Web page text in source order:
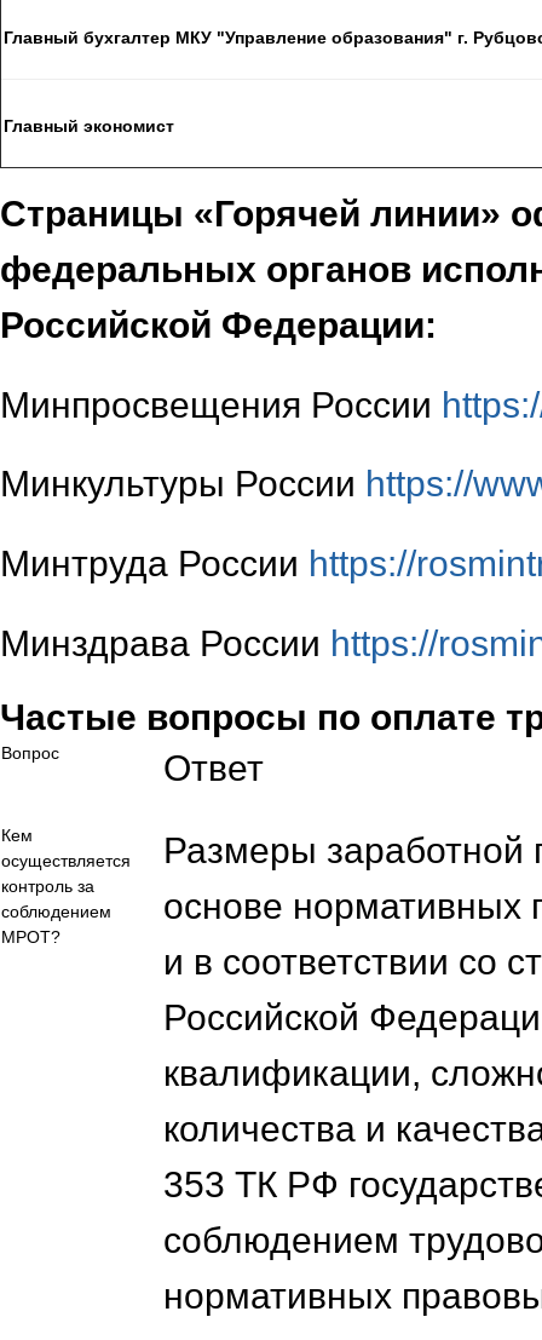
Главный бухгалтер МКУ "Управление образования" г.
Главный экономист
Страницы «Горячей линии»
федеральных органов
Российской Федерации:
Минпросвещения России
Минкультуры России https://
Минтруда России https://
Минздрава России https://
Частые вопросы по оплате
Вопрос Ответ
Кем
осуществляется
контроль за
соблюдением
МРОТ?
Размеры заработной
основе нормативных
и в соответствии со
Российской
квалификации,
количества и
353 ТК РФ
соблюдением
нормативных